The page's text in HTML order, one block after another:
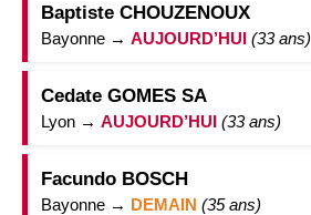
Baptiste CHOUZENOUX
Bayonne → AUJOURD’HUI (33 ans)
Cedate GOMES SA
Lyon → AUJOURD’HUI (33 ans)
Facundo BOSCH
Bayonne → DEMAIN (35 ans)